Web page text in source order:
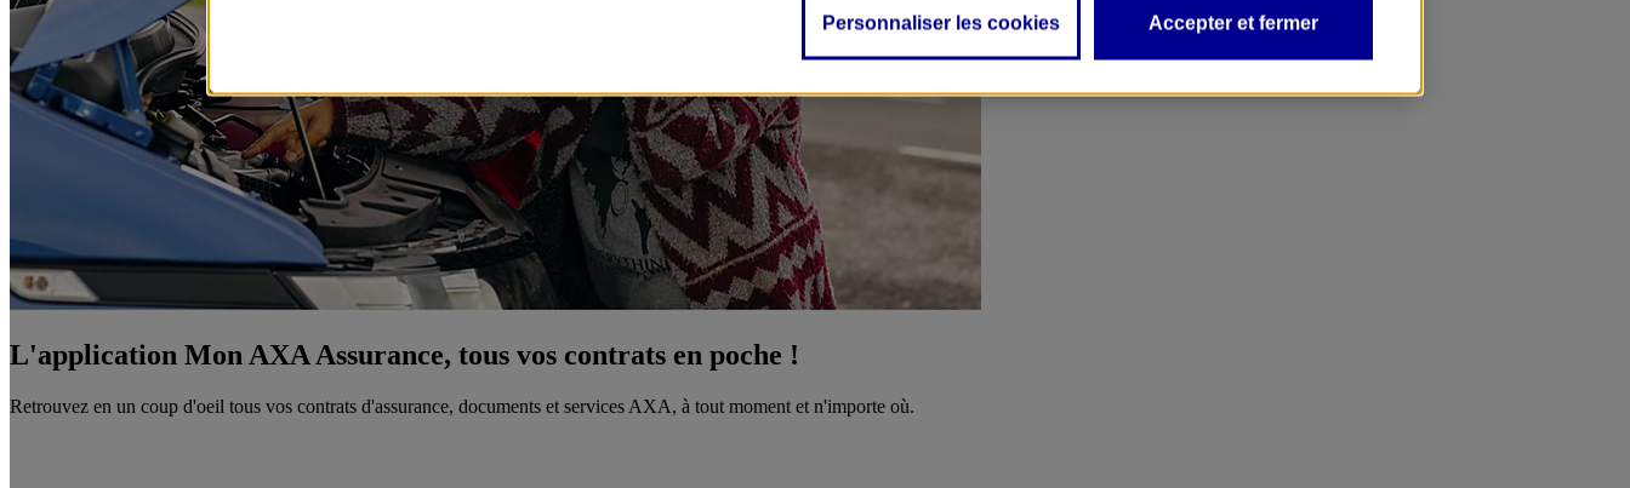
L'application Mon AXA Assurance, tous vos contrats en poche !
Retrouvez en un coup d'oeil tous vos contrats d'assurance, documents et services AXA, à tout moment et n'importe où.
Personnaliser les cookies Accepter et fermer